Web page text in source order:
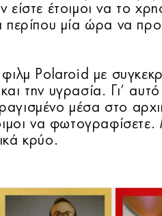
έτοιμοι να το
περίπου μία ώρα να
Polaroid με
την υγρασία. Γι’ αυτό
μέσα στο
να
κρύο.